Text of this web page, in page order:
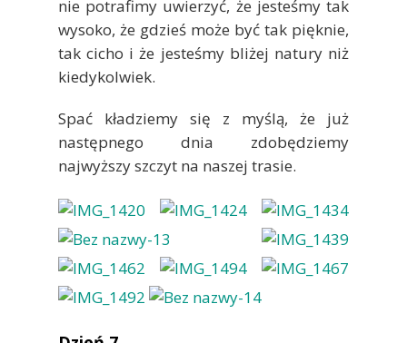
nie potrafimy uwierzyć, że jesteśmy tak
wysoko, że gdzieś może być tak pięknie,
tak cicho i że jesteśmy bliżej natury niż
kiedykolwiek.
Spać kładziemy się z myślą, że już
następnego dnia zdobędziemy
najwyższy szczyt na naszej trasie.